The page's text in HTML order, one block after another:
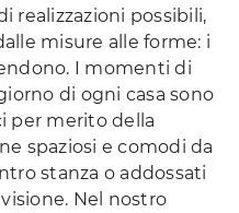
realizzazioni possibili,
misure alle forme: i
I momenti di
di ogni casa sono
per merito della
spaziosi e comodi da
stanza o addossati
Nel nostro